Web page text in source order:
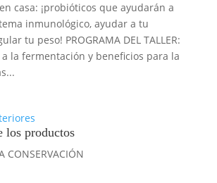
casa: ¡probióticos que ayudarán a
inmunológico, ayudar a tu
tu peso! PROGRAMA DEL TALLER:
la fermentación y beneficios para la
los productos
CONSERVACIÓN